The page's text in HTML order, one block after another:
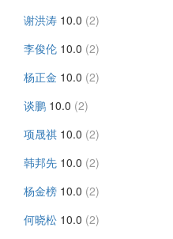
谢洪涛 10.0 (2)
李俊伦 10.0 (2)
杨正金 10.0 (2)
谈鹏 10.0 (2)
项晟祺 10.0 (2)
韩邦先 10.0 (2)
杨金榜 10.0 (2)
何晓松 10.0 (2)